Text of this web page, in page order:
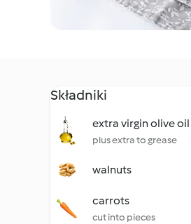
Składniki
extra virgin olive oil
plus extra to grease
walnuts
carrots
cut into pieces